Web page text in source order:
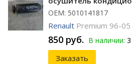
ОЕМ: 5010141817
Renault Premium 96-05
850 руб. В наличии:
Заказать